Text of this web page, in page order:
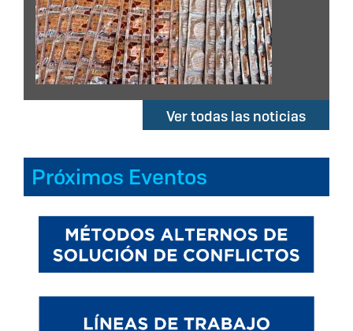
Ver todas las noticias
Próximos Eventos